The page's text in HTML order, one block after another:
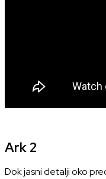
Ark 2
Dok jasni detalji oko